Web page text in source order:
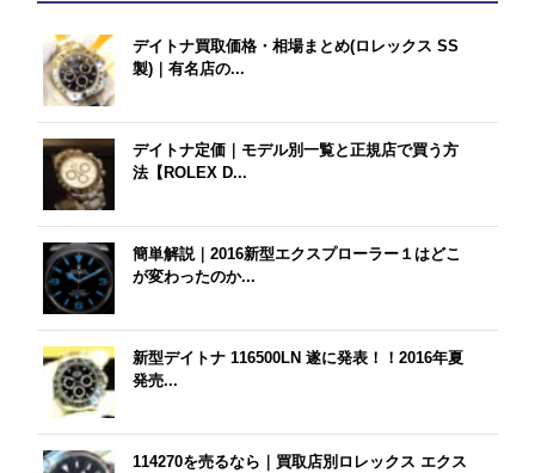
デイトナ買取価格・相場まとめ(ロレックス SS
製)｜有名店の...
デイトナ定価｜モデル別一覧と正規店で買う方
法【ROLEX D...
簡単解説｜2016新型エクスプローラー１はどこ
が変わったのか...
新型デイトナ 116500LN 遂に発表！！2016年夏
発売...
114270を売るなら｜買取店別ロレックス エクス